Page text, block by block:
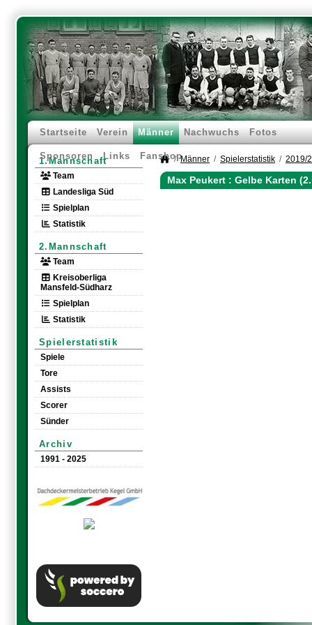
Startseite Verein Männer Nachwuchs Fotos
Sponsoren Links Fanshop
1.Mannschaft
Team
Landesliga Süd
Spielplan
Statistik
2.Mannschaft
Team
Kreisoberliga
Mansfeld-Südharz
Spielplan
Statistik
Spielerstatistik
Spiele
Tore
Assists
Scorer
Sünder
Archiv
1991 - 2025
Männer Spielerstatistik 2019/
Max Peukert : Gelbe Karten